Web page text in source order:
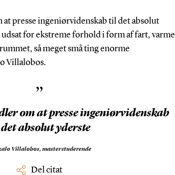
presse ingeniørvidenskab til det absolut
for ekstreme forhold i form af fart, varme
så meget små ting enorme
Villalobos.
”
om at presse ingeniørvidenskab
absolut yderste
Villalobos, masterstuderende
Del citat